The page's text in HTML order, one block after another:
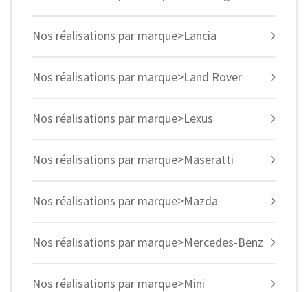
Nos réalisations par marque>Lancia
Nos réalisations par marque>Land Rover
Nos réalisations par marque>Lexus
Nos réalisations par marque>Maseratti
Nos réalisations par marque>Mazda
Nos réalisations par marque>Mercedes-Benz
Nos réalisations par marque>Mini